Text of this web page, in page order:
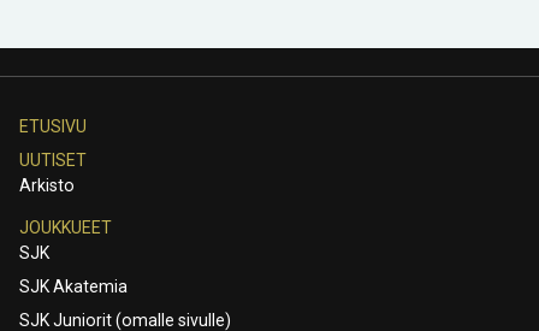
ETUSIVU
UUTISET
Arkisto
JOUKKUEET
SJK
SJK Akatemia
SJK Juniorit (omalle sivulle)